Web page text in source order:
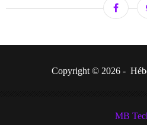
Copyright © 2026 -
MB